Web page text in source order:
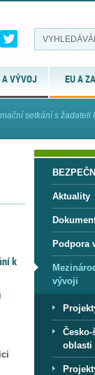
VÝVOJ EU A
setkání s žadateli
k
Aktuality
Podpora
vývoji
oblasti